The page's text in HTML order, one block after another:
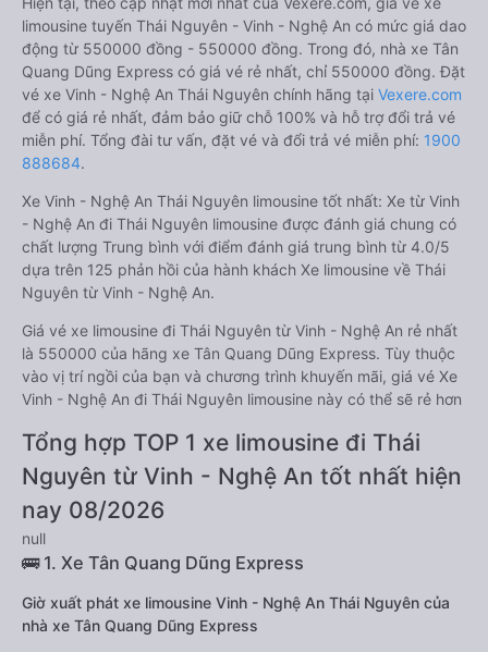
limousine tuyến Thái Nguyên - Vinh - Nghệ An có mức giá dao
động từ 550000 đồng - 550000 đồng. Trong đó, nhà xe Tân
Quang Dũng Express có giá vé rẻ nhất, chỉ 550000 đồng. Đặt
vé xe Vinh - Nghệ An Thái Nguyên chính hãng tại Vexere.com
để có giá rẻ nhất, đảm bảo giữ chỗ 100% và hỗ trợ đổi trả vé
miễn phí. Tổng đài tư vấn, đặt vé và đổi trả vé miễn phí: 1900
888684.
Xe Vinh - Nghệ An Thái Nguyên limousine tốt nhất: Xe từ Vinh
- Nghệ An đi Thái Nguyên limousine được đánh giá chung có
chất lượng Trung bình với điểm đánh giá trung bình từ 4.0/5
dựa trên 125 phản hồi của hành khách Xe limousine về Thái
Nguyên từ Vinh - Nghệ An.
Giá vé xe limousine đi Thái Nguyên từ Vinh - Nghệ An rẻ nhất
là 550000 của hãng xe Tân Quang Dũng Express. Tùy thuộc
vào vị trí ngồi của bạn và chương trình khuyến mãi, giá vé Xe
Vinh - Nghệ An đi Thái Nguyên limousine này có thể sẽ rẻ hơn
Tổng hợp TOP 1 xe limousine đi Thái
Nguyên từ Vinh - Nghệ An tốt nhất hiện
nay 08/2026
null
🚌 1. Xe Tân Quang Dũng Express
Giờ xuất phát xe limousine Vinh - Nghệ An Thái Nguyên của
nhà xe Tân Quang Dũng Express